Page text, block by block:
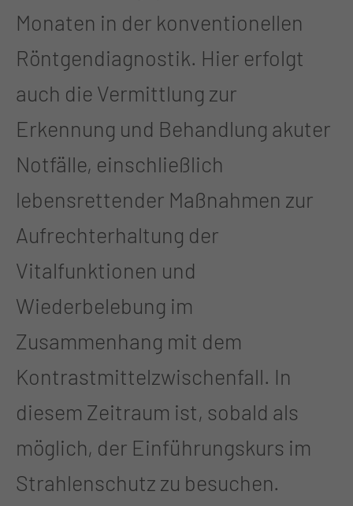
Monaten in der konventionellen
Röntgendiagnostik. Hier erfolgt
auch die Vermittlung zur
Erkennung und Behandlung akuter
Notfälle, einschließlich
lebensrettender Maßnahmen zur
Aufrechterhaltung der
Vitalfunktionen und
Wiederbelebung im
Zusammenhang mit dem
Kontrastmittelzwischenfall. In
diesem Zeitraum ist, sobald als
möglich, der Einführungskurs im
Strahlenschutz zu besuchen.